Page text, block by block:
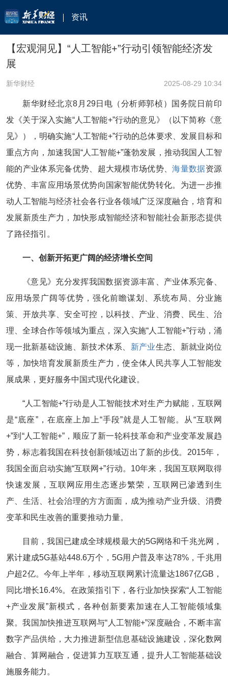
资讯
【宏观洞见】“人工智能+”行动引领智能经济发
展
新华财经 2025-08-29 10:34
新华财经北京8月29日电（分析师郭桢）国务院日前印
发《关于深入实施“人工智能+”行动的意见》（以下简称《意
见》），明确实施“人工智能+”行动的总体要求、发展目标和
重点方向，加速我国“人工智能+”蓬勃发展，推动我国人工智
能的产业体系完备优势、超大规模市场优势、海量数据资源
优势、丰富应用场景优势向国家智能优势转化。为进一步推
动人工智能与经济社会各行业各领域广泛深度融合，培育和
发展新质生产力，加快形成智能经济和智能社会新形态提供
了路径指引。
一、创新开拓更广阔的经济增长空间
《意见》充分发挥我国数据资源丰富、产业体系完备、
应用场景广阔等优势，强化前瞻谋划、系统布局、分业施
策、开放共享、安全可控，以科技、产业、消费、民生、治
理、全球合作等领域为重点，深入实施“人工智能+”行动，涌
现一批新基础设施、新技术体系、 新产业生态、新就业岗位
等，加快培育发展新质生产力，使全体人民共享人工智能发
展成果，更好服务中国式现代化建设。
“人工智能+”行动是人工智能技术对生产力赋能，互联网
是“底座”，在底座上加上“手段”就是人工智能。从“互联网
+”到“人工智能+”，顺应了新一轮科技革命和产业变革发展趋
势，标志着我国在科技创新领域迈出了新的步伐。2015年，
我国全面启动实施“互联网+”行动。10年来，我国互联网取得
快速发展，互联网应用生态逐步繁荣，互联网已渗透到生
产、生活、社会治理的方方面面，成为推动产业升级、消费
变革和民生改善的重要推动力量。
目前，我国已建成全球规模最大的5G网络和千兆光网，
累计建成5G基站448.6万个，5G用户普及率达78%，千兆用
户超2亿。今年上半年，移动互联网累计流量达1867亿GB，
同比增长16.4%。在政策指引下，各行业加快探索“人工智能
+产业发展”新模式，各种创新要素加速在人工智能领域集
聚。我国加快推进互联网与“人工智能+”深度融合，不断丰富
数字产品供给，大力推进新型信息基础设施建设，深化数网
融合、算网融合，促进算力互联互通，提升人工智能基础设
施服务能力。